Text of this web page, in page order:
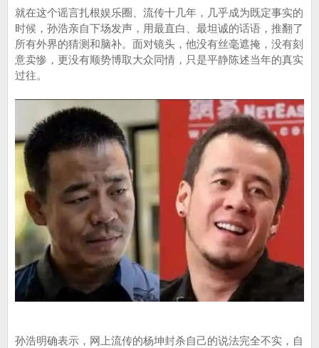
就在这个谣言扎根娱乐圈、流传十几年，几乎成为既定事实的
时候，孙浩亲自下场发声，用最直白、最坦诚的话语，推翻了
所有外界的猜测和脑补。面对镜头，他没有丝毫遮掩，没有刻
意卖惨，更没有顺势博取大众同情，只是平静陈述当年的真实
过往。
孙浩明确表示，网上流传的杨坤封杀自己的说法完全不实，自